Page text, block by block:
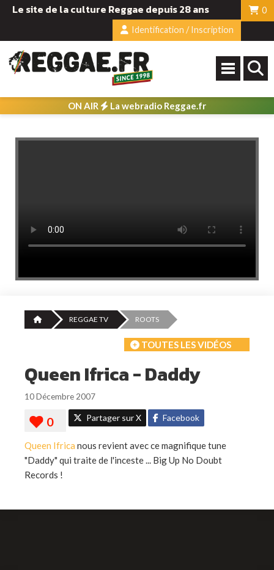
Le site de la culture Reggae depuis 28 ans
0
Identification / Inscription
ON AIR La webradio Reggae.fr
REGGAE TV ROOTS
TOUTES LES VIDÉOS
Queen Ifrica - Daddy
10 Décembre 2007
Partager sur X Facebook
Queen Ifrica nous revient avec ce magnifique tune
"Daddy" qui traite de l'inceste ... Big Up No Doubt
Records !